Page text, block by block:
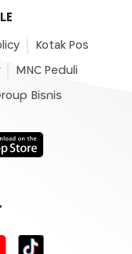
Kotak Pos
MNC Peduli
Bisnis